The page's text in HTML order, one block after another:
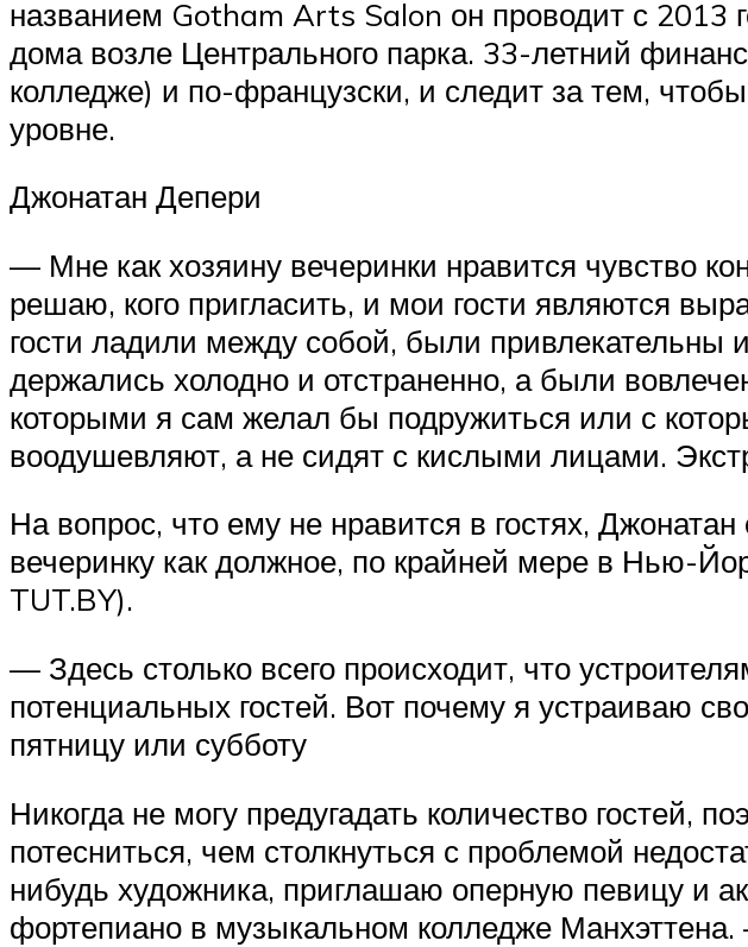
названием Gotham Arts Salon он проводит с 2013
дома возле Центрального парка. 33-летний
колледже) и по-французски, и следит за тем,
уровне.
Джонатан Депери
— Мне как хозяину вечеринки нравится чувство
решаю, кого пригласить, и мои гости являются
гости ладили между собой, были привлекательны
держались холодно и отстраненно, а были
которыми я сам желал бы подружиться или с
воодушевляют, а не сидят с кислыми лицами.
На вопрос, что ему не нравится в гостях,
вечеринку как должное, по крайней мере в Нью-
TUT.BY).
— Здесь столько всего происходит, что
потенциальных гостей. Вот почему я устраиваю
пятницу или субботу
Никогда не могу предугадать количество
потесниться, чем столкнуться с проблемой
нибудь художника, приглашаю оперную певицу и
фортепиано в музыкальном колледже